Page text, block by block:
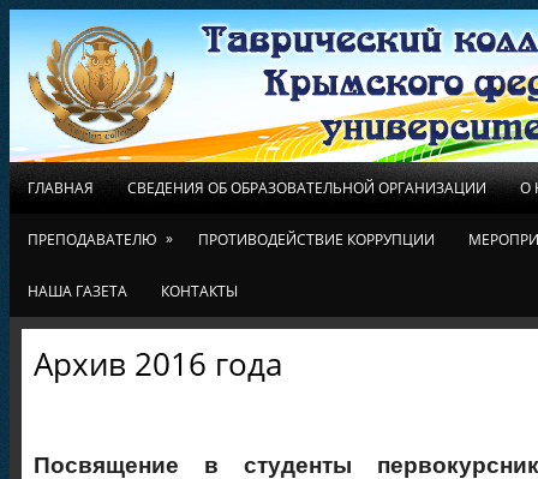
ГЛАВНАЯ СВЕДЕНИЯ ОБ ОБРАЗОВАТЕЛЬНОЙ ОРГАНИЗАЦИИ О
ПРЕПОДАВАТЕЛЮ » ПРОТИВОДЕЙСТВИЕ КОРРУПЦИИ
НАША ГАЗЕТА КОНТАКТЫ
Архив 2016 года
Посвящение в студенты